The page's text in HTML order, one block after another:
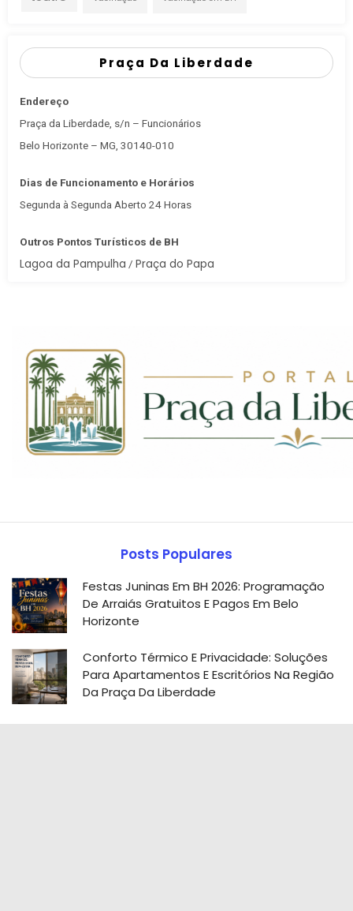
Praça Da Liberdade
Endereço
Praça da Liberdade, s/n – Funcionários
Belo Horizonte – MG, 30140-010
Dias de Funcionamento e Horários
Segunda à Segunda Aberto 24 Horas
Outros Pontos Turísticos de BH
Lagoa da Pampulha / Praça do Papa
Posts Populares
Festas Juninas Em BH 2026: Programação
De Arraiás Gratuitos E Pagos Em Belo
Horizonte
Conforto Térmico E Privacidade: Soluções
Para Apartamentos E Escritórios Na Região
Da Praça Da Liberdade